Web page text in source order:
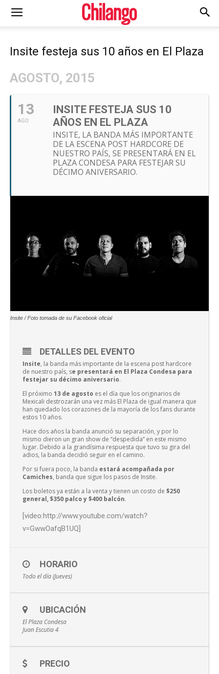
Insite festeja sus 10 años en El Plaza
AGOSTO, 2015
13
AGO
INSITE FESTEJA SUS 10
AÑOS EN EL PLAZA
INSITE, LA BANDA MÁS IMPORTANTE
DE LA ESCENA POST HARDCORE DE
NUESTRO PAÍS, SE PRESENTARÁ EN EL
PLAZA CONDESA PARA FESTEJAR SU
DÉCIMO ANIVERSARIO.
Insite / Foto tomada de su Facebook oficial
DETALLES DEL EVENTO
Insite, la banda más importante de la escena post hardcore
de nuestro país, se presentará en El Plaza Condesa para
festejar su décimo aniversario.
El próximo 13 de agosto es el día que los originarios de
Mexicali destrozarán una vez más El Plaza de igual manera que
han quedado los corazones de la mayoría de los fans durante
estos 10 años.
Hace dos años la banda anunció su separación, y por lo
mismo dieron un gran show de “despedida” en este mismo
lugar. Debido a la grandísima respuesta que tuvo su gira del
adios, la banda decidió seguir en el camino.
Por si fuera poco, la banda estará acompañada por
Camiches, banda que sigue los pasos de Insite.
Los boletos ya están a la venta y tienen un costo de $250
general, $350 palco y $400 balcón.
[video:http://www.youtube.com/watch?
v=GwwOafqB1UQ]
HORARIO
Todo el día (Jueves)
UBICACIÓN
El Plaza Condesa
Juan Escutia 4
PRECIO